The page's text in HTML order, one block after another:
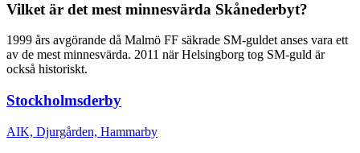
Vilket är det mest minnesvärda Skånederbyt?
1999 års avgörande då Malmö FF säkrade SM-guldet anses vara ett
av de mest minnesvärda. 2011 när Helsingborg tog SM-guld är
också historiskt.
Stockholmsderby
AIK, Djurgården, Hammarby